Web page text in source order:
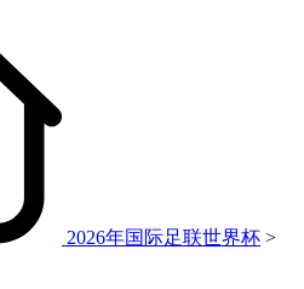
2026年国际足联世界杯 >